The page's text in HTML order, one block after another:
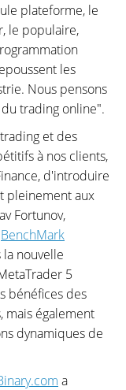
plateforme, le
le populaire,
les
Nous pensons
trading online".
et des
à nos clients,
d'introduire
pleinement aux
Fortunov,
BenchMark
nouvelle
5
bénéfices des
mais également
dynamiques de
a